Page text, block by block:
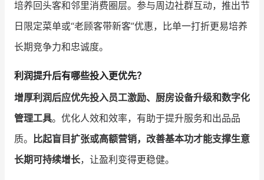
培养回头客和邻里消费圈层。参与周边社群互动，推出节
日限定菜单或“老顾客带新客”优惠，比单一打折更易培养
长期竞争力和忠诚度。
利润提升后有哪些投入更优先？
增厚利润后应优先投入员工激励、厨房设备升级和数字化
管理工具。优化人效和效率，有助于提升服务和出品品
质。
比起盲目扩张或高额营销，改善基本功才能支撑生意
长期可持续增长，让盈利变得更稳健。